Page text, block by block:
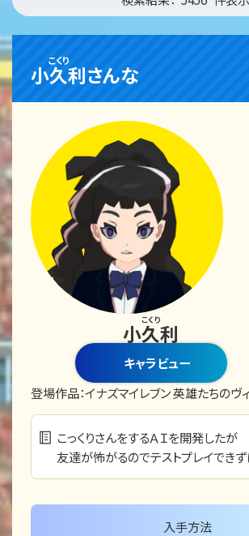
小久利
こくり
さんな
小久利
こくり
キャラビュー
登場作品：イナズマイレブン 英雄たちのヴ
こっくりさんをするＡＩを開発したが
友達が怖がるのでテストプレイできず
入手方法